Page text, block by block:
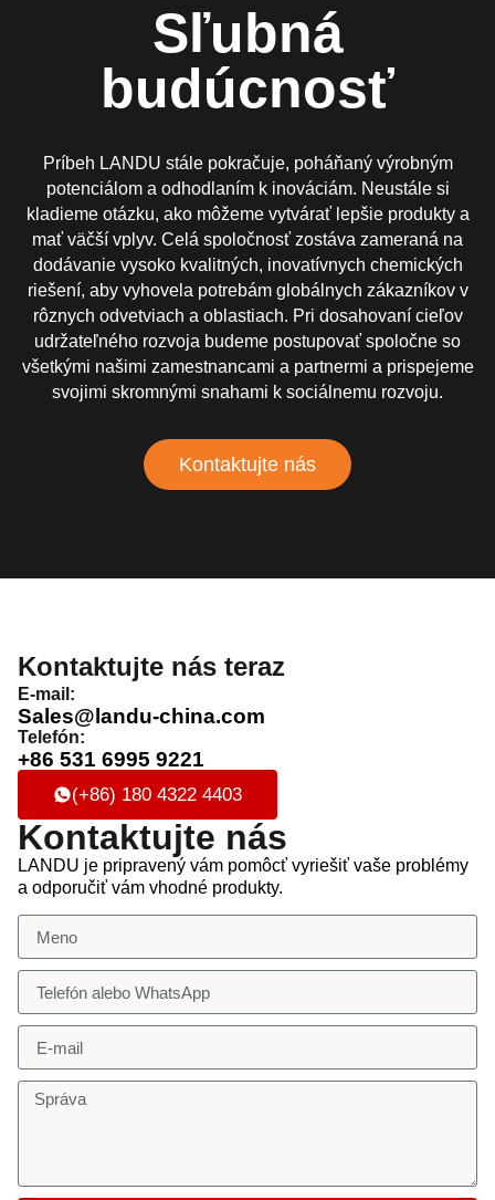
Sľubná
budúcnosť
Príbeh LANDU stále pokračuje, poháňaný výrobným
potenciálom a odhodlaním k inováciám. Neustále si
kladieme otázku, ako môžeme vytvárať lepšie produkty a
mať väčší vplyv. Celá spoločnosť zostáva zameraná na
dodávanie vysoko kvalitných, inovatívnych chemických
riešení, aby vyhovela potrebám globálnych zákazníkov v
rôznych odvetviach a oblastiach. Pri dosahovaní cieľov
udržateľného rozvoja budeme postupovať spoločne so
všetkými našimi zamestnancami a partnermi a prispejeme
svojimi skromnými snahami k sociálnemu rozvoju.
Kontaktujte nás
Kontaktujte nás teraz
E-mail:
Sales@landu-china.com
Telefón:
+86 531 6995 9221
(+86) 180 4322 4403
Kontaktujte nás
LANDU je pripravený vám pomôcť vyriešiť vaše problémy
a odporučiť vám vhodné produkty.